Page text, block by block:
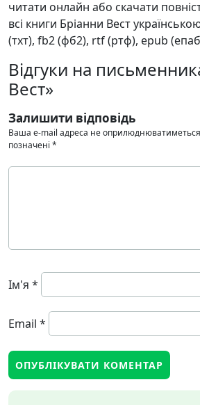
читати онлайн або скачати
всі книги Бріанни Вест
(тхт), fb2 (фб2), rtf (ртф), epub
Відгуки на
Вест»
Залишити відповідь
Ваша e-mail адреса не
позначені *
Ім'я *
Email *